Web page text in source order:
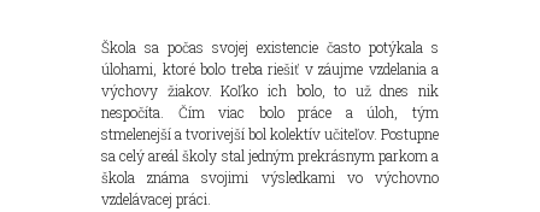
Škola sa počas svojej existencie často potýkala s
úlohami, ktoré bolo treba riešiť v záujme vzdelania a
výchovy žiakov. Koľko ich bolo, to už dnes nik
nespočíta. Čím viac bolo práce a úloh, tým
stmelenejší a tvorivejší bol kolektív učiteľov. Postupne
sa celý areál školy stal jedným prekrásnym parkom a
škola známa svojimi výsledkami vo výchovno
vzdelávacej práci.